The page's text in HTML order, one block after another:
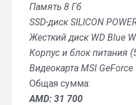
Память 8 Гб
SSD-диск SILICON
Жесткий диск WD Blue
Корпус и блок питания
Видеокарта MSI
Общая сумма:
AMD: 31 700